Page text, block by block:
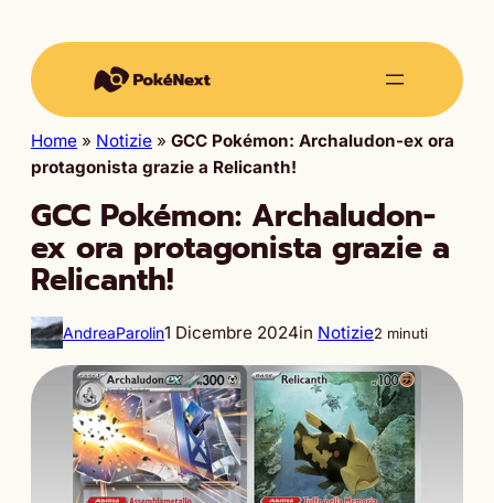
Home » Notizie » GCC Pokémon: Archaludon-ex ora
protagonista grazie a Relicanth!
GCC Pokémon: Archaludon-
ex ora protagonista grazie a
Relicanth!
AndreaParolin1 Dicembre 2024in Notizie2 minuti